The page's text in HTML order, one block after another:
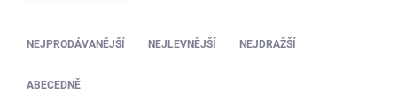
NEJPRODÁVANĚJŠÍ NEJLEVNĚJŠÍ NEJDRAŽŠÍ
ABECEDNĚ